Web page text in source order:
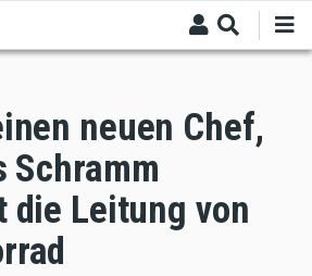
neuen Chef,
Schramm
die Leitung von